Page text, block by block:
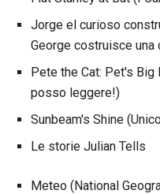
Jorge el curioso
George costruisce una
Pete the Cat: Pet's Big
posso leggere!)
Sunbeam's Shine
Le storie Julian Tells
Meteo (National